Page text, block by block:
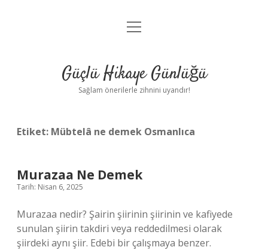
Anasayfa
Yasal Uyarı
menüyü
Güçlü Hikaye Günlüğü
Sağlam önerilerle zihnini uyandır!
Etiket: Mübtelâ ne demek Osmanlıca
Murazaa Ne Demek
Tarih: Nisan 6, 2025
Murazaa nedir? Şairin şiirinin şiirinin ve kafiyede
sunulan şiirin takdiri veya reddedilmesi olarak
şiirdeki aynı şiir. Edebi bir çalışmaya benzer.